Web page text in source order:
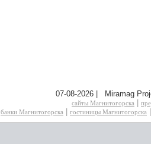
07-08-2026 | Miramag
сайты Магнитогорска
банки Магнитогорска
гостиницы Магнитогорска